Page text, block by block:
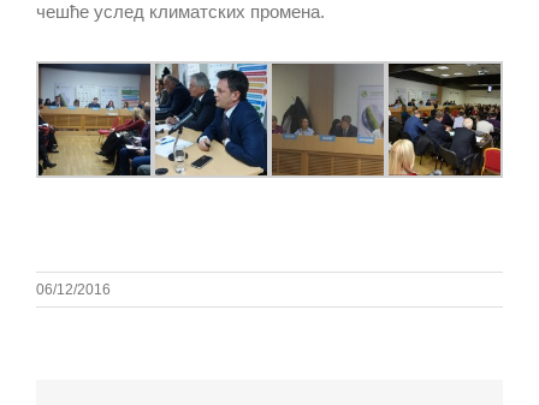
чешће услед климатских промена.
06/12/2016